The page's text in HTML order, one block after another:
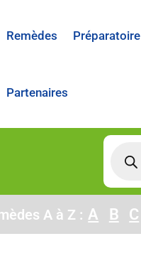
Remèdes Préparatoire
Partenaires
A à Z : A B C